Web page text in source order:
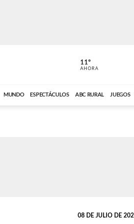
ABC CARDINAL
11º
AHORA
MUNDO ESPECTÁCULOS ABC RURAL JUEGOS
08 DE JULIO DE